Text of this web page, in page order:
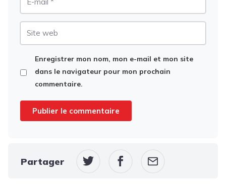
Enregistrer mon nom, mon e-mail et mon site
dans le navigateur pour mon prochain
commentaire.
Partager